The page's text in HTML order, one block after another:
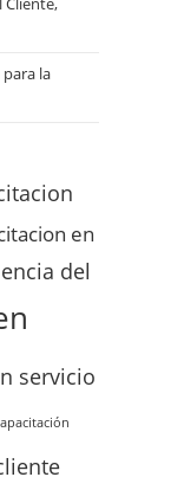
la
en
del
servicio